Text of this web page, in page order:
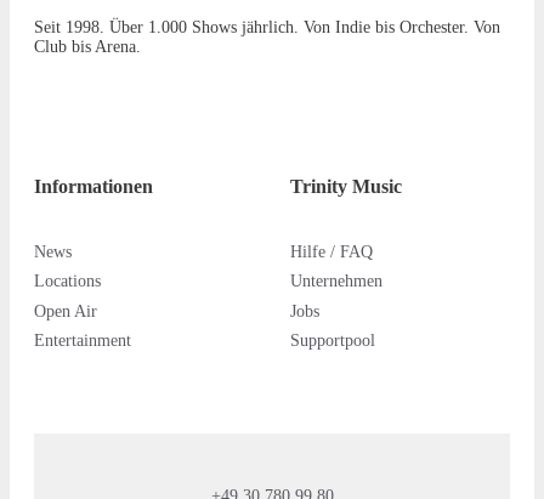
Seit 1998. Über 1.000 Shows jährlich. Von Indie bis Orchester. Von
Club bis Arena.
Informationen
News
Locations
Open Air
Entertainment
Trinity Music
Hilfe / FAQ
Unternehmen
Jobs
Supportpool